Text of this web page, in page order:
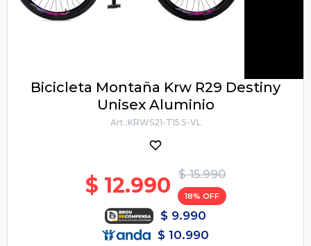
Bicicleta Montaña Krw R29 Destiny
Unisex Aluminio
KRWS21-T15.5-VL
$ 15.990
$ 12.990 18
$ 9.990
$ 10.990